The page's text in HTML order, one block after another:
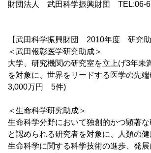
財団法人 武田科学振興財団 TEL:06-
【武田科学振興財団 2010年度 研究助
＜武田報彰医学研究助成＞
大学、研究機関の研究室を立上げ3年未
を対象に、世界をリードする医学の先
3,000万円 5件)
＜生命科学研究助成＞
生命科学分野において独創的かつ顕著
と認められる研究者を対象に、人類の
生命科学に関する科学技術の進歩、発